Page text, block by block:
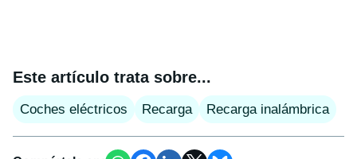
Este artículo trata sobre...
Coches eléctricos Recarga Recarga inalámbrica